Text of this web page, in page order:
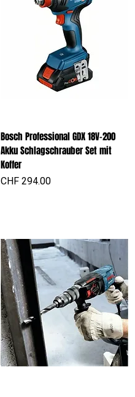
Bosch Professional GDX 18V-200
Akku Schlagschrauber Set mit
Koffer
Preis
CHF 294.00